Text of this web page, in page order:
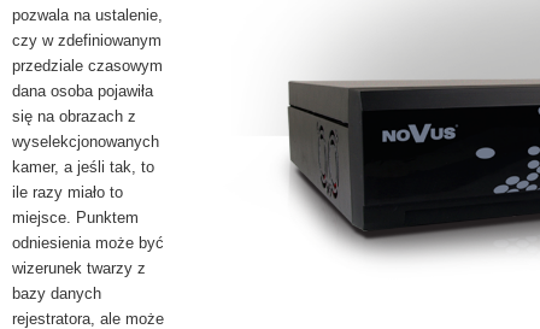
pozwala na ustalenie,
czy w zdefiniowanym
przedziale czasowym
dana osoba pojawiła
się na obrazach z
wyselekcjonowanych
kamer, a jeśli tak, to
ile razy miało to
miejsce. Punktem
odniesienia może być
wizerunek twarzy z
bazy danych
rejestratora, ale może